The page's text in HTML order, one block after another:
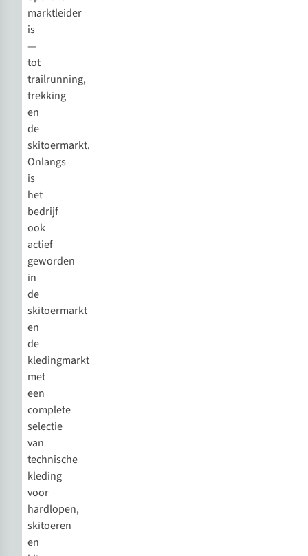
marktleider
is
—
tot
trailrunning,
trekking
en
de
skitoermarkt.
Onlangs
is
het
bedrijf
ook
actief
geworden
in
de
skitoermarkt
en
de
kledingmarkt
met
een
complete
selectie
van
technische
kleding
voor
hardlopen,
skitoeren
en